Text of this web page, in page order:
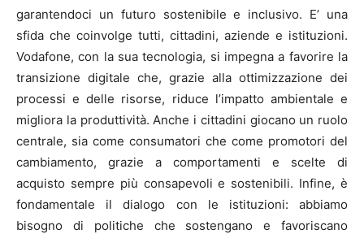
garantendoci un futuro sostenibile e inclusivo. E’ una
sfida che coinvolge tutti, cittadini, aziende e istituzioni.
Vodafone, con la sua tecnologia, si impegna a favorire la
transizione digitale che, grazie alla ottimizzazione dei
processi e delle risorse, riduce l’impatto ambientale e
migliora la produttività. Anche i cittadini giocano un ruolo
centrale, sia come consumatori che come promotori del
cambiamento, grazie a comportamenti e scelte di
acquisto sempre più consapevoli e sostenibili. Infine, è
fondamentale il dialogo con le istituzioni: abbiamo
bisogno di politiche che sostengano e favoriscano